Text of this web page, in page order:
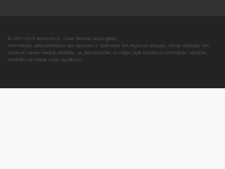
© 2007–2018 Iepirkumi.lv. Visas tiesības aizsargātas.
Informācijas pārpublicēšana bez iepirkumi.lv īpašnieka SIA Imperum atļaujas, stingri aizliegta. SIA
Imperum nenes nekādu atbildību, ja, pamatojoties uz mājas lapā atrodamo informāciju, radušies
materiāli vai citāda veida zaudējumi.